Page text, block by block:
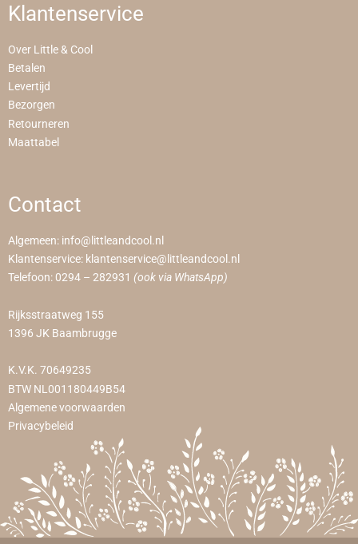
Klantenservice
Over Little & Cool
Betalen
Levertijd
Bezorgen
Retourneren
Maattabel
Contact
Algemeen: info@littleandcool.nl
Klantenservice: klantenservice@littleandcool.nl
Telefoon: 0294 – 282931 (ook via WhatsApp)
Rijksstraatweg 155
1396 JK Baambrugge
K.V.K. 70649235
BTW NL001180449B54
Algemene voorwaarden
Privacybeleid